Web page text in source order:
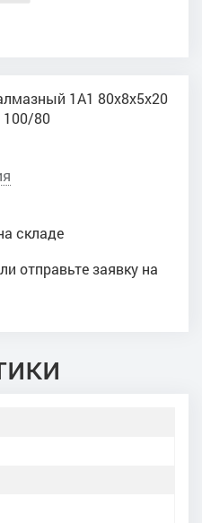
1А1 80x8x5x20
80
складе
отправьте заявку на